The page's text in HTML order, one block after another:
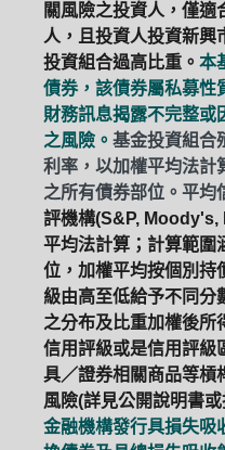
關風險之投資人，僅
人，且投資人投資新興
投資組合過高比重。 本
債券，該債券屬私募性
財務訊息揭露不完整或
之風險。 基金投資組合
利率，以加權平均法計
之所有債券部位。平均
評機構(S&P, Moody's,
平均法計算；計算範圍
位，加權平均按個別持
級由高至低給予不同分
之分布及比重加權後所
信用評級或是信用評級
具／證券相關商品等槓
風險(詳見公開說明書或
金融機構發行具損失吸